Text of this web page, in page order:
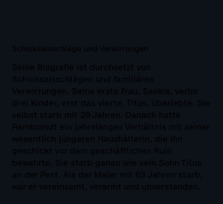
Schicksalsschläge und Verwirrungen
Seine Biografie ist durchsetzt von
Schicksalsschlägen und familiären
Verwirrungen. Seine erste Frau, Saskia, verlor
drei Kinder, erst das vierte, Titus, überlebte. Sie
selbst starb mit 29 Jahren. Danach hatte
Rembrandt ein jahrelanges Verhältnis mit seiner
wesentlich jüngeren Haushälterin, die ihn
geschickt vor dem geschäftlichen Ruin
bewahrte. Sie starb genau wie sein Sohn Titus
an der Pest. Als der Maler mit 63 Jahren starb,
war er vereinsamt, verarmt und unverstanden.